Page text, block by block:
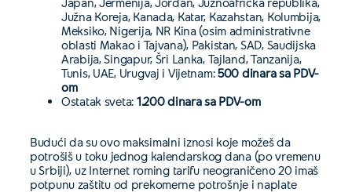
Južna Koreja, Kanada, Katar, Kazahstan, Kolumbija,
Meksiko, Nigerija, NR Kina (osim administrativne
oblasti Makao i Tajvana), Pakistan, SAD, Saudijska
Arabija, Singapur, Šri Lanka, Tajland, Tanzanija,
Tunis, UAE, Urugvaj i Vijetnam:500 dinara sa PDV-
om
Ostatak sveta: 1.200 dinara sa PDV-om
Budući da su ovo maksimalni iznosi koje možeš da
potrošiš u toku jednog kalendarskog dana (po vremenu
u Srbiji), uz Internet roming tarifu neograničeno 20 imaš
potpunu zaštitu od prekomerne potrošnje i naplate